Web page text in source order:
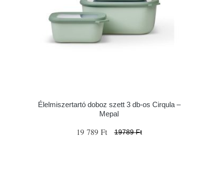
Élelmiszertartó doboz szett 3 db-os Cirqula –
Mepal
19 789 Ft 19789 Ft